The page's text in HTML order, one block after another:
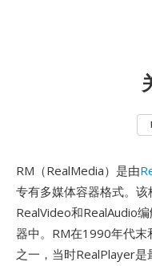
RM（RealMedia）是由
专有多媒体容器格式。
RealVideo和RealAudio
器中。RM在1990年代
之一，当时RealPlayer是